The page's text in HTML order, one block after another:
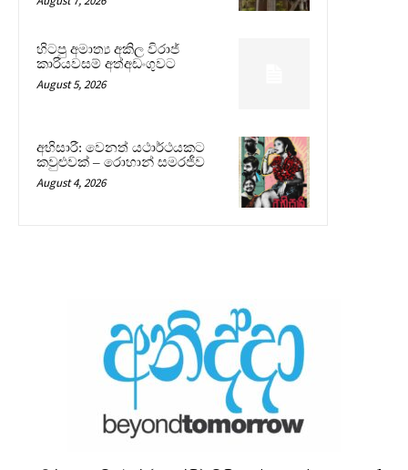
හිටපු අමාත්‍ය අකිල විරාජ්
කාරියවසම් අත්අඩංගුවට
August 5, 2026
අභිසාරී: වෙනත් යථාර්ථයකට
කවුළුවක් – රොහාන් සමරජීව
August 4, 2026